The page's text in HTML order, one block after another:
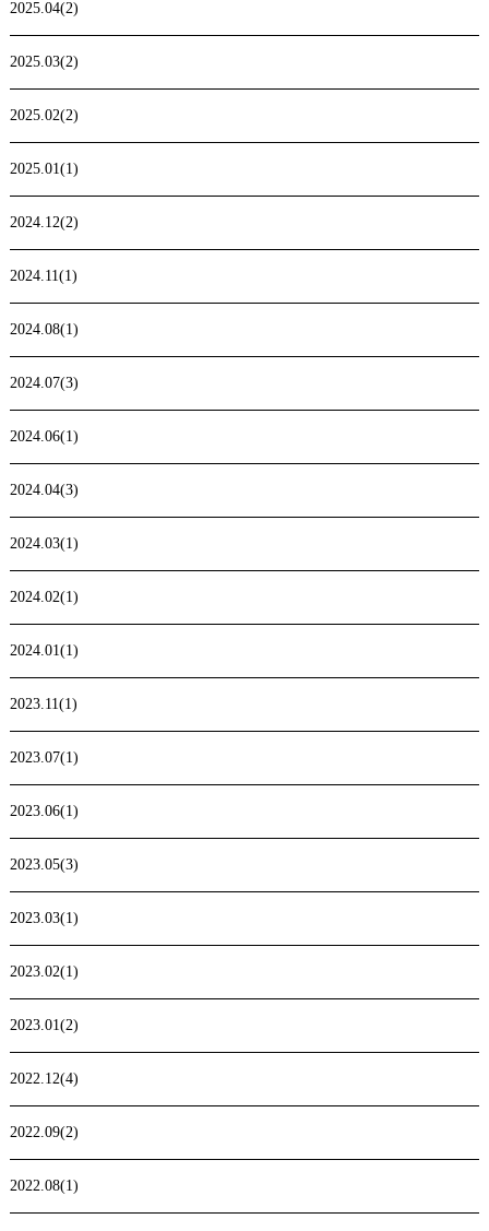
2025.04(2)
2025.03(2)
2025.02(2)
2025.01(1)
2024.12(2)
2024.11(1)
2024.08(1)
2024.07(3)
2024.06(1)
2024.04(3)
2024.03(1)
2024.02(1)
2024.01(1)
2023.11(1)
2023.07(1)
2023.06(1)
2023.05(3)
2023.03(1)
2023.02(1)
2023.01(2)
2022.12(4)
2022.09(2)
2022.08(1)